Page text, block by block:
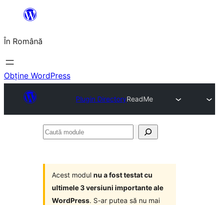
conținut
În Română
Obține WordPress
Plugin DirectoryReadMe
Caută
Acest modul nu a fost testat cu
ultimele 3 versiuni importante ale
WordPress. S-ar putea să nu mai